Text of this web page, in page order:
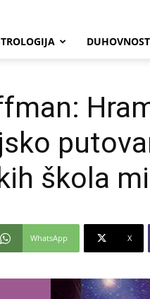
DUHOVNOST
škola
WhatsApp X